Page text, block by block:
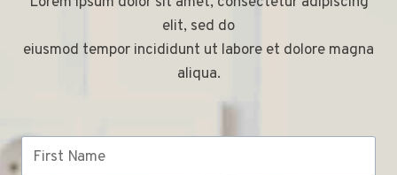
elit, sed do
eiusmod tempor incididunt ut labore et dolore magna
aliqua.